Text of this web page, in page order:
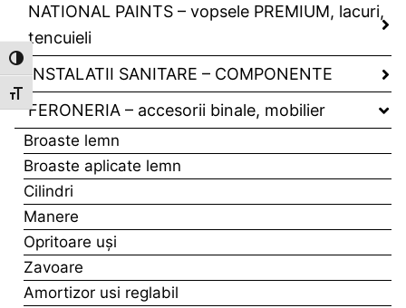
Toggle High Contrast
Toggle Font size
NATIONAL PAINTS – vopsele PREMIUM, lacuri,
tencuieli
INSTALATII SANITARE – COMPONENTE
FERONERIA – accesorii binale, mobilier
Broaste lemn
Broaste aplicate lemn
Cilindri
Manere
Opritoare uşi
Zavoare
Amortizor usi reglabil